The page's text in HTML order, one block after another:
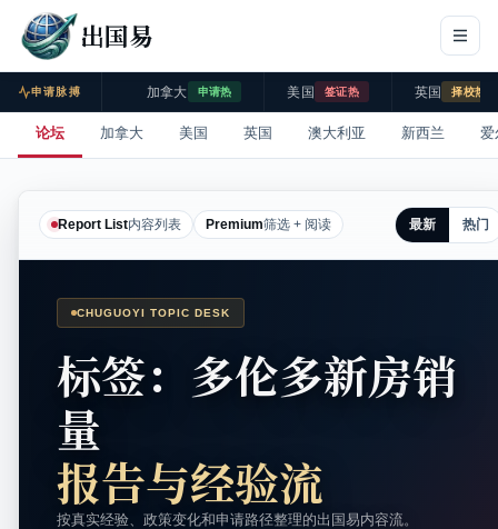
出国易
申请脉搏 加拿大 申请热 美国 签证热 英国 择校热
论坛 加拿大 美国 英国 澳大利亚 新西兰 爱
Report List内容列表 Premium筛选 + 阅读 最新 热门
CHUGUOYI TOPIC DESK
标签：多伦多新房销
量
报告与经验流
按真实经验、政策变化和申请路径整理的出国易内容流。